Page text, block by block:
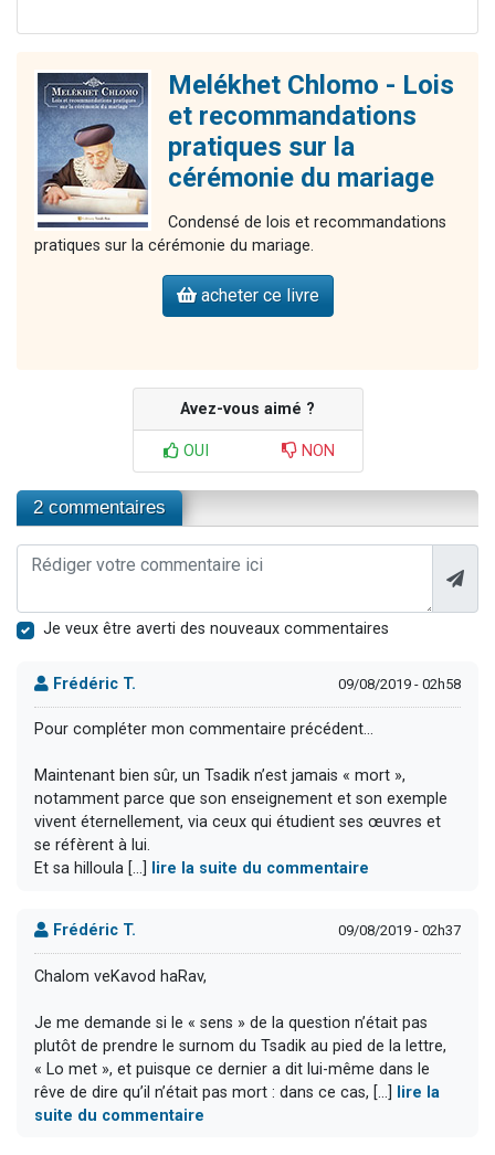
Melékhet Chlomo - Lois
et recommandations
pratiques sur la
cérémonie du mariage
Condensé de lois et recommandations
pratiques sur la cérémonie du mariage.
acheter ce livre
Avez-vous aimé ?
OUI NON
2 commentaires
Je veux être averti des nouveaux commentaires
Frédéric T. 09/08/2019 - 02h58
Pour compléter mon commentaire précédent...
Maintenant bien sûr, un Tsadik n’est jamais « mort »,
notamment parce que son enseignement et son exemple
vivent éternellement, via ceux qui étudient ses œuvres et
se réfèrent à lui.
Et sa hilloula [...]
lire la suite du commentaire
Frédéric T. 09/08/2019 - 02h37
Chalom veKavod haRav,
Je me demande si le « sens » de la question n’était pas
plutôt de prendre le surnom du Tsadik au pied de la lettre,
« Lo met », et puisque ce dernier a dit lui-même dans le
rêve de dire qu’il n’était pas mort : dans ce cas, [...]
lire la
suite du commentaire